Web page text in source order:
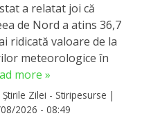
a relatat joi că
de Nord a atins 36,7
ridicată valoare de la
meteorologice în
more »
Zilei - Stiripesurse |
2026 - 08:49